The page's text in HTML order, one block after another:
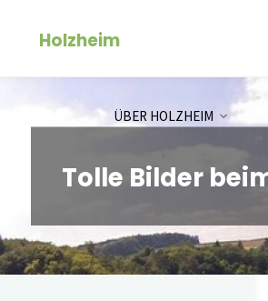
Holzheim
ÜBER HOLZHEIM
Tolle Bilder